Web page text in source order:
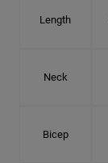
Length
Neck
Bicep